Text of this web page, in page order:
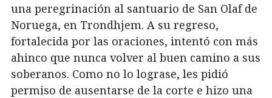
una peregrinación al santuario de San Olaf de
Noruega, en Trondhjem. A su regreso,
fortalecida por las oraciones, intentó con más
ahinco que nunca volver al buen camino a sus
soberanos. Como no lo lograse, les pidió
permiso de ausentarse de la corte e hizo una